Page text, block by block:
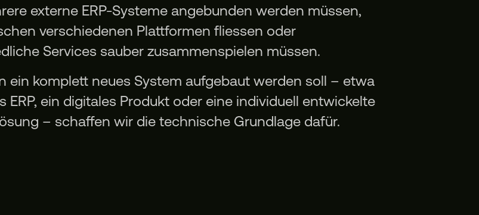
externe ERP-Systeme angebunden werden müssen,
verschiedenen Plattformen fliessen oder
Services sauber zusammenspielen müssen.
ein komplett neues System aufgebaut werden soll – etwa
ERP, ein digitales Produkt oder eine individuell entwickelte
– schaffen wir die technische Grundlage dafür.